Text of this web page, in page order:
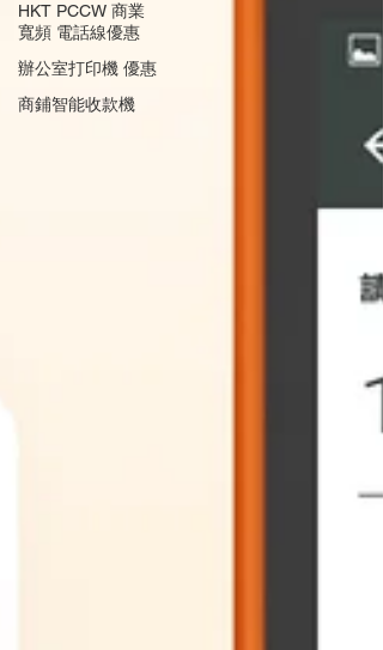
HKT PCCW 商業
寬頻 電話線優惠
辦公室打印機 優惠
商鋪智能收款機